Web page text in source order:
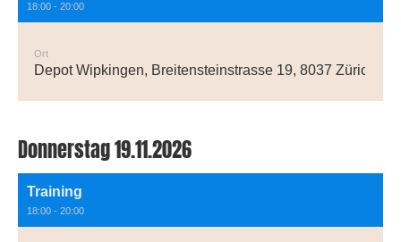
18:00 - 20:00
Ort
Depot Wipkingen, Breitensteinstrasse 19, 8037 Zürich
Donnerstag 19.11.2026
Training
18:00 - 20:00